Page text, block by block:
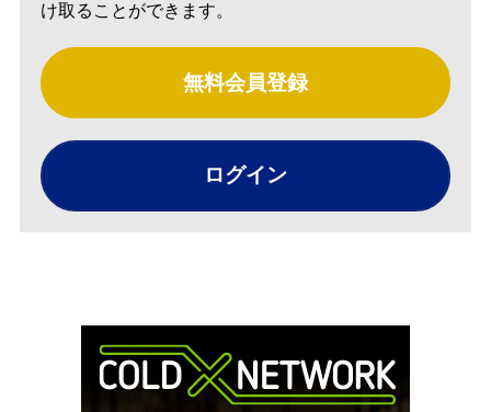
け取ることができます。
無料会員登録
ログイン